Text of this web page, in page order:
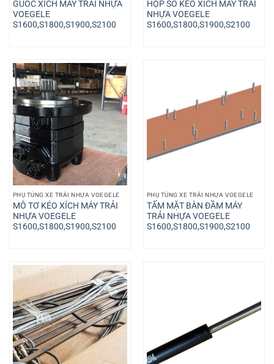
GUỐC XÍCH MÁY TRẢI NHỰA
VOEGELE
S1600,S1800,S1900,S2100
HỘP SỐ KÉO XÍCH MÁY TRẢI
NHỰA VOEGELE
S1600,S1800,S1900,S2100
PHỤ TÙNG XE TRẢI NHỰA VOEGELE
MÔ TƠ KÉO XÍCH MÁY TRẢI
NHỰA VOEGELE
S1600,S1800,S1900,S2100
PHỤ TÙNG XE TRẢI NHỰA VOEGELE
TẤM MẶT BÀN ĐẦM MÁY
TRẢI NHỰA VOEGELE
S1600,S1800,S1900,S2100